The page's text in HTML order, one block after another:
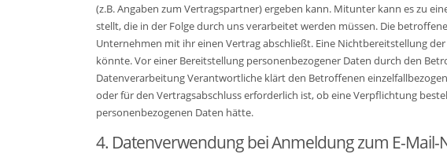
(z.B. Angaben zum Vertragspartner) ergeben kann. Mitunter kann es zu
stellt, die in der Folge durch uns verarbeitet werden müssen. Die
Unternehmen mit ihr einen Vertrag abschließt. Eine Nichtbereitstellung
könnte. Vor einer Bereitstellung personenbezogener Daten durch den
Datenverarbeitung Verantwortliche klärt den Betroffenen
oder für den Vertragsabschluss erforderlich ist, ob eine Verpflichtung
personenbezogenen Daten hätte.
4. Datenverwendung bei Anmeldung zum E-Mail-